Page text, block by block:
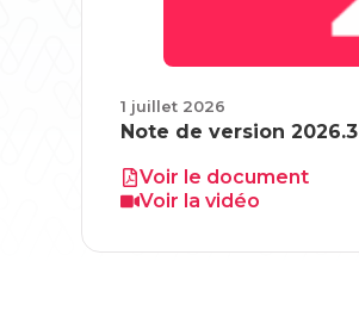
1 juillet 2026
Note de version 2026.3
Voir le document
Voir la vidéo